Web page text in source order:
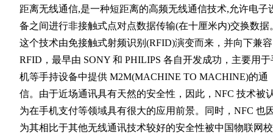
距离无线通信,是一种短距离的高频无线通信技术,允许电子
备之间进行非接触式点对点数据传输(在十厘米内)交换数据
这个技术由免接触式射频识别(RFID)演变而来，并向下兼容
RFID，最早由 SONY 和 PHILIPS 各自开发成功，主要用于
机等手持设备中提供 M2M(MACHINE TO MACHINE)的通
信。由于近场通讯具有天然的安全性，因此，NFC 技术被
为在手机支付等领域具有很大的应用前景。同时，NFC 也
为其相比于其他无线通讯技术较好的安全性被中国物联网